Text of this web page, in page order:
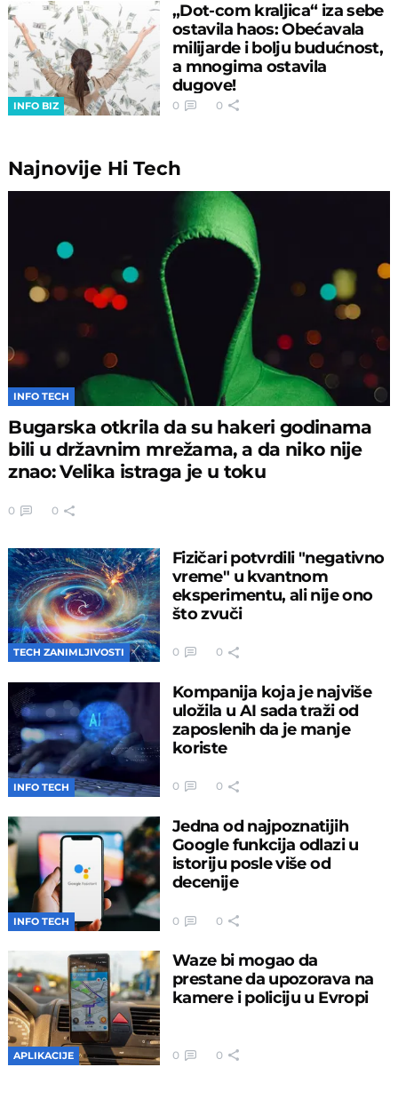
INFO BIZ
„Dot-com kraljica“ iza sebe
ostavila haos: Obećavala
milijarde i bolju budućnost,
a mnogima ostavila
dugove!
0 0
Najnovije Hi Tech
INFO TECH
Bugarska otkrila da su hakeri godinama
bili u državnim mrežama, a da niko nije
znao: Velika istraga je u toku
0 0
TECH ZANIMLJIVOSTI
Fizičari potvrdili "negativno
vreme" u kvantnom
eksperimentu, ali nije ono
što zvuči
0 0
INFO TECH
Kompanija koja je najviše
uložila u AI sada traži od
zaposlenih da je manje
koriste
0 0
INFO TECH
Jedna od najpoznatijih
Google funkcija odlazi u
istoriju posle više od
decenije
0 0
APLIKACIJE
Waze bi mogao da
prestane da upozorava na
kamere i policiju u Evropi
0 0